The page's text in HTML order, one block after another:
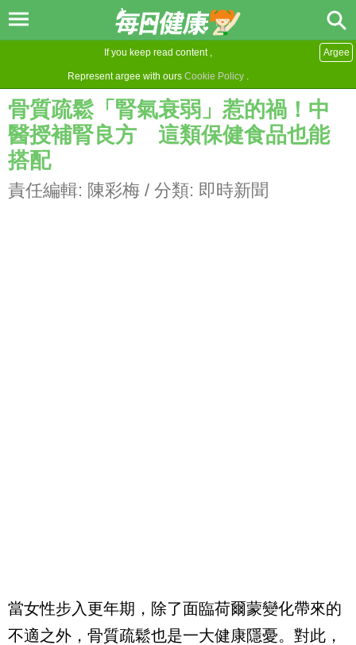
If you keep read content ,
Represent argee with ours Cookie Policy .
Argee
骨質疏鬆「腎氣衰弱」惹的禍！中
醫授補腎良方 這類保健食品也能
搭配
責任編輯: 陳彩梅 / 分類: 即時新聞
當女性步入更年期，除了面臨荷爾蒙變化帶來的
不適之外，骨質疏鬆也是一大健康隱憂。對此，